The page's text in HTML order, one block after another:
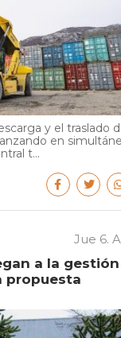
y el traslado
en
t...
Jue 6.
a la gestión
propuesta